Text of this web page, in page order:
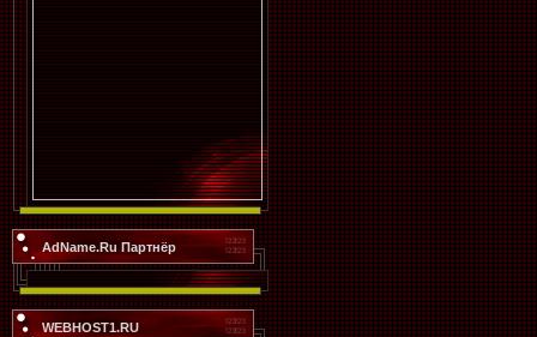
AdName.Ru Партнёр
WEBHOST1.RU